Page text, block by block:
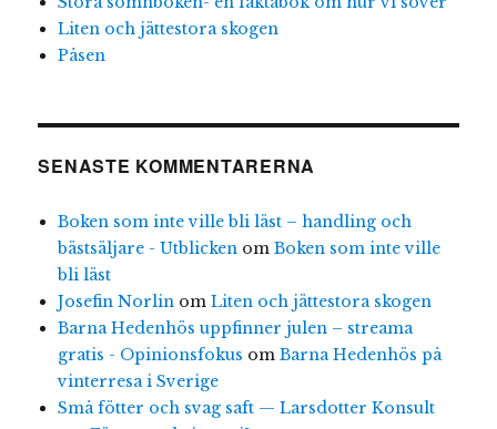
Liten och jättestora skogen
Påsen
SENASTE KOMMENTARERNA
Boken som inte ville bli läst – handling och
bästsäljare - Utblickenom Boken som inte ville
bli läst
Josefin Norlinom Liten och jättestora skogen
Barna Hedenhös uppfinner julen – streama
gratis - Opinionsfokus om Barna Hedenhös på
vinterresa i Sverige
Små fötter och svag saft — Larsdotter Konsult